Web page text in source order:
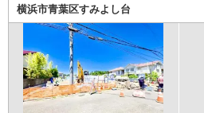
横浜市青葉区すみよし台